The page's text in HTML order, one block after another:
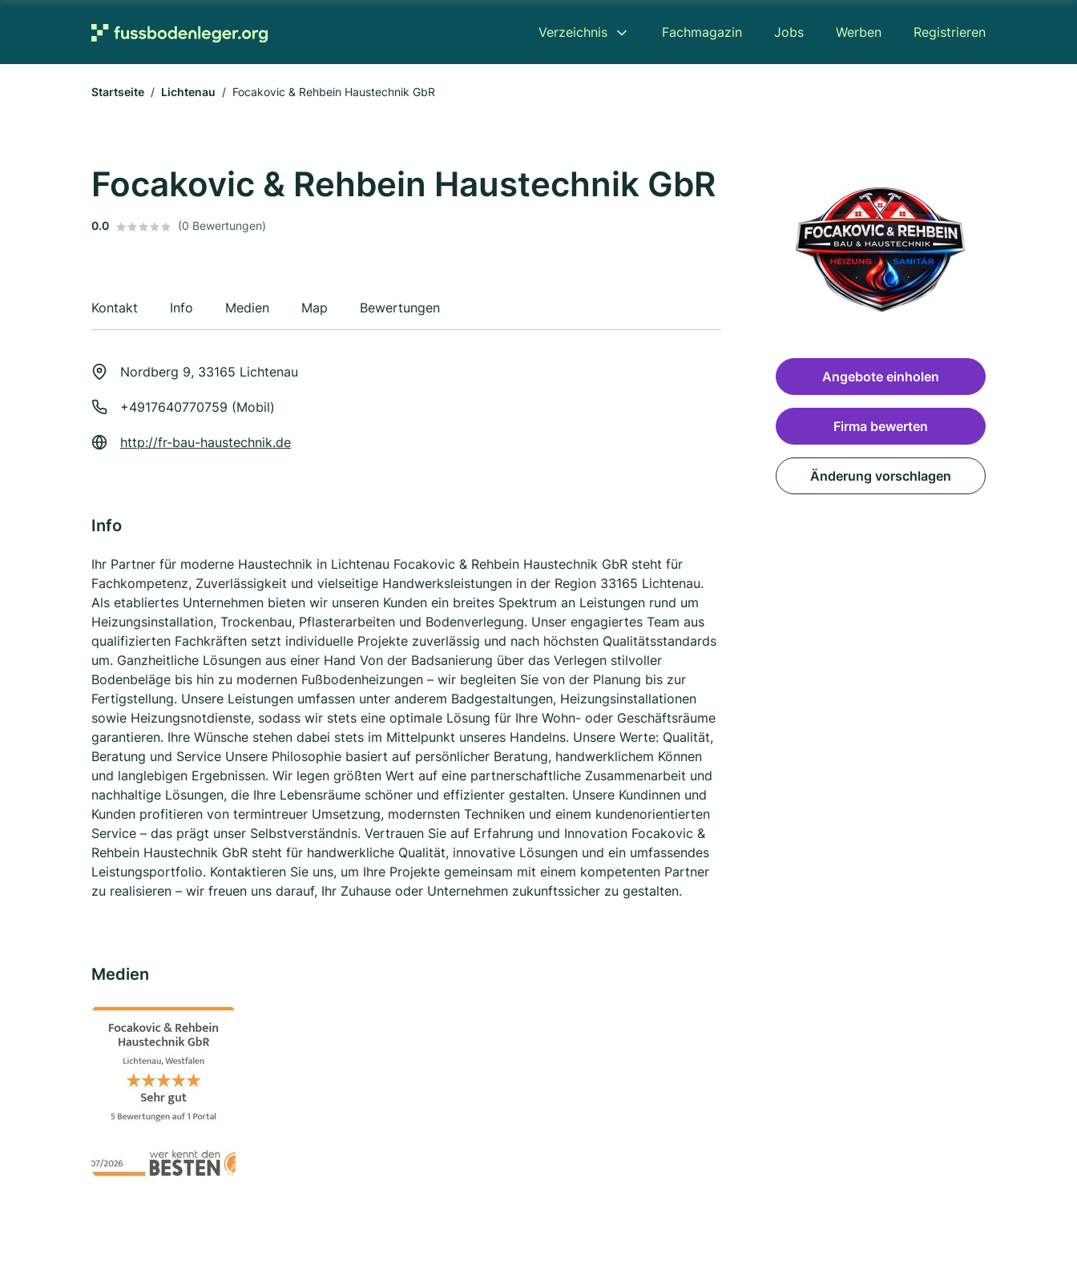
Verzeichnis Fachmagazin Jobs Werben Registrieren
Startseite Lichtenau Focakovic & Rehbein Haustechnik GbR
Focakovic & Rehbein Haustechnik GbR
0.0 (0 Bewertungen)
Kontakt Info Medien Map Bewertungen
Nordberg 9, 33165 Lichtenau
+4917640770759 (Mobil)
http://fr-bau-haustechnik.de
Info
Ihr Partner für moderne Haustechnik in Lichtenau Focakovic & Rehbein Haustechnik GbR steht für
Fachkompetenz, Zuverlässigkeit und vielseitige Handwerksleistungen in der Region 33165 Lichtenau.
Als etabliertes Unternehmen bieten wir unseren Kunden ein breites Spektrum an Leistungen rund um
Heizungsinstallation, Trockenbau, Pflasterarbeiten und Bodenverlegung. Unser engagiertes Team aus
qualifizierten Fachkräften setzt individuelle Projekte zuverlässig und nach höchsten Qualitätsstandards
um. Ganzheitliche Lösungen aus einer Hand Von der Badsanierung über das Verlegen stilvoller
Bodenbeläge bis hin zu modernen Fußbodenheizungen – wir begleiten Sie von der Planung bis zur
Fertigstellung. Unsere Leistungen umfassen unter anderem Badgestaltungen, Heizungsinstallationen
sowie Heizungsnotdienste, sodass wir stets eine optimale Lösung für Ihre Wohn- oder Geschäftsräume
garantieren. Ihre Wünsche stehen dabei stets im Mittelpunkt unseres Handelns. Unsere Werte: Qualität,
Beratung und Service Unsere Philosophie basiert auf persönlicher Beratung, handwerklichem Können
und langlebigen Ergebnissen. Wir legen größten Wert auf eine partnerschaftliche Zusammenarbeit und
nachhaltige Lösungen, die Ihre Lebensräume schöner und effizienter gestalten. Unsere Kundinnen und
Kunden profitieren von termintreuer Umsetzung, modernsten Techniken und einem kundenorientierten
Service – das prägt unser Selbstverständnis. Vertrauen Sie auf Erfahrung und Innovation Focakovic &
Rehbein Haustechnik GbR steht für handwerkliche Qualität, innovative Lösungen und ein umfassendes
Leistungsportfolio. Kontaktieren Sie uns, um Ihre Projekte gemeinsam mit einem kompetenten Partner
zu realisieren – wir freuen uns darauf, Ihr Zuhause oder Unternehmen zukunftssicher zu gestalten.
Medien
Angebote einholen
Firma bewerten
Änderung vorschlagen